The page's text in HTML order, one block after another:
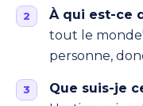
À qui est-ce
tout le
personne,
Que suis-je